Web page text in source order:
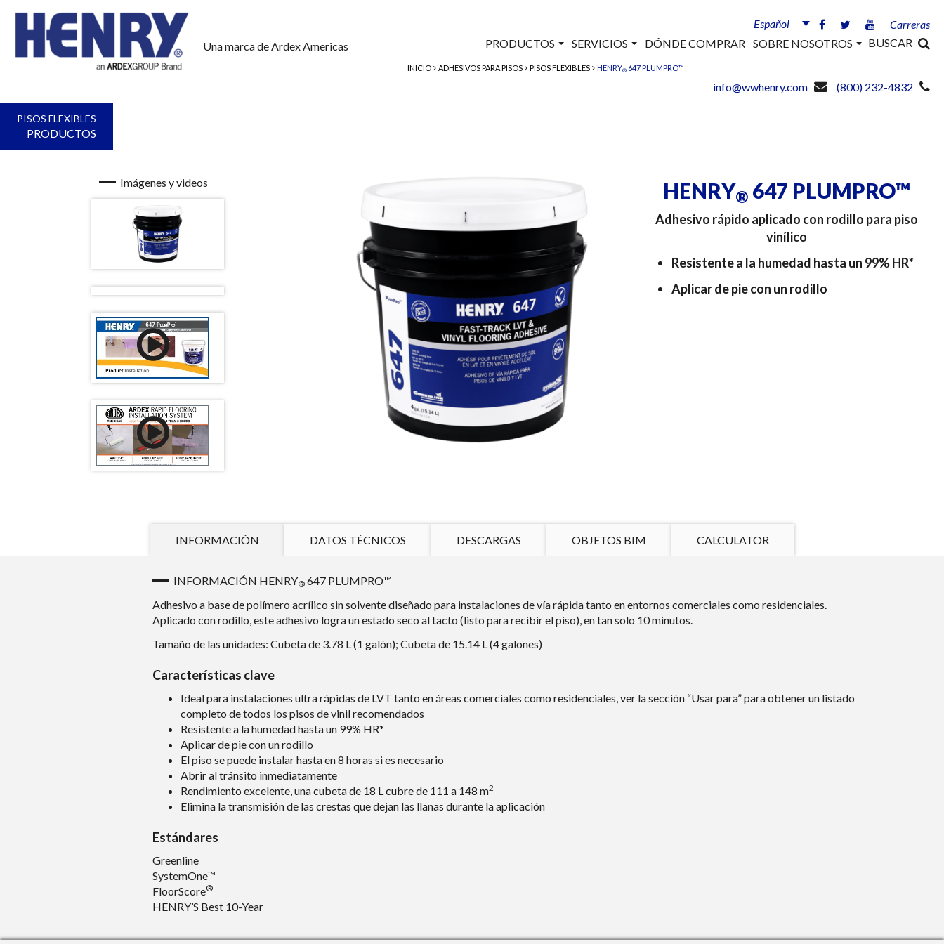
Una marca de Ardex Americas
Carreras
Español
PRODUCTOS
SERVICIOS DÓNDE COMPRAR SOBRE NOSOTROS BUSCAR
INICIO ADHESIVOS PARA PISOS PISOS FLEXIBLES HENRY® 647 PLUMPRO™
info@wwhenry.com (800) 232-4832
PISOS FLEXIBLES
PRODUCTOS
HENRY® 647 PLUMPRO™
Adhesivo rápido aplicado con rodillo para piso
vinílico
Resistente a la humedad hasta un 99% HR*
Aplicar de pie con un rodillo
Imágenes y videos
INFORMACIÓN DATOS TÉCNICOS DESCARGAS OBJETOS BIM CALCULATOR
INFORMACIÓN HENRY® 647 PLUMPRO™
Adhesivo a base de polímero acrílico sin solvente diseñado para instalaciones de vía rápida tanto en entornos comerciales como residenciales.
Aplicado con rodillo, este adhesivo logra un estado seco al tacto (listo para recibir el piso), en tan solo 10 minutos.
Tamaño de las unidades: Cubeta de 3.78 L (1 galón); Cubeta de 15.14 L (4 galones)
Características clave
Ideal para instalaciones ultra rápidas de LVT tanto en áreas comerciales como residenciales, ver la sección “Usar para” para obtener un listado
completo de todos los pisos de vinil recomendados
Resistente a la humedad hasta un 99% HR*
Aplicar de pie con un rodillo
El piso se puede instalar hasta en 8 horas si es necesario
Abrir al tránsito inmediatamente
Rendimiento excelente, una cubeta de 18 L cubre de 111 a 148 m2
Elimina la transmisión de las crestas que dejan las llanas durante la aplicación
Estándares
Greenline
SystemOne™
FloorScore®
HENRY’S Best 10-Year